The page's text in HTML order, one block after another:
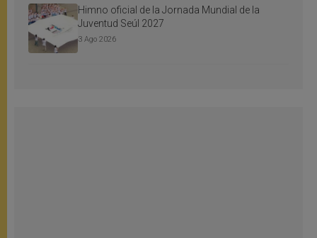
Himno oficial de la Jornada Mundial de la
Juventud Seúl 2027
3 Ago 2026